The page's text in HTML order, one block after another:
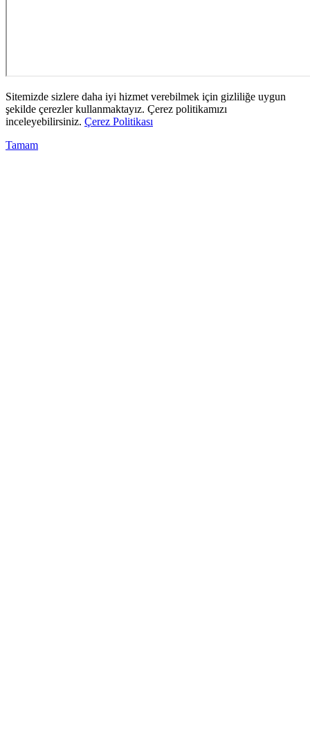
Sitemizde sizlere daha iyi hizmet verebilmek için gizliliğe uygun
şekilde çerezler kullanmaktayız. Çerez politikamızı
inceleyebilirsiniz. Çerez Politikası
Tamam